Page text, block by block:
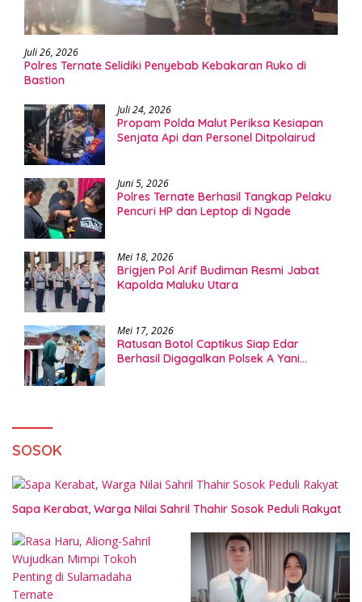
Juli 26, 2026
Polres Ternate Selidiki Penyebab Kebakaran Ruko di
Bastion
Juli 24, 2026
Propam Polda Malut Periksa Kesiapan
Senjata Api dan Personel Ditpolairud
Juni 5, 2026
Polres Ternate Berhasil Tangkap Pelaku
Pencuri HP dan Leptop di Ngade
Mei 18, 2026
Brigjen Pol Arif Budiman Resmi Jabat
Kapolda Maluku Utara
Mei 17, 2026
Ratusan Botol Captikus Siap Edar
Berhasil Digagalkan Polsek A Yani
SOSOK
Sapa Kerabat, Warga Nilai Sahril Thahir Sosok Peduli Rakyat